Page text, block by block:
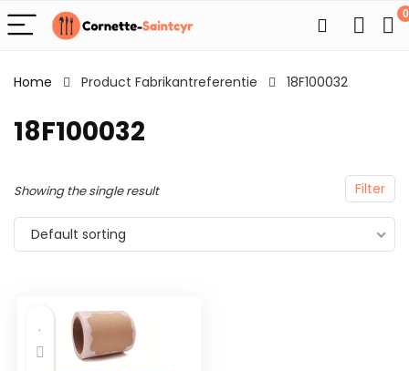
0
Home Product Fabrikantreferentie 18F100032
18F100032
Filter
Showing the single result
Default sorting